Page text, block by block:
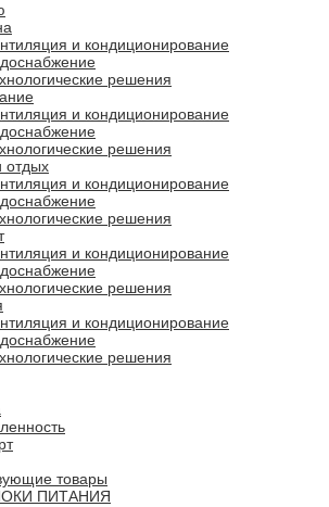
и кондиционирование
решения
и кондиционирование
решения
отдых
и кондиционирование
решения
и кондиционирование
решения
и кондиционирование
решения
товары
ПИТАНИЯ